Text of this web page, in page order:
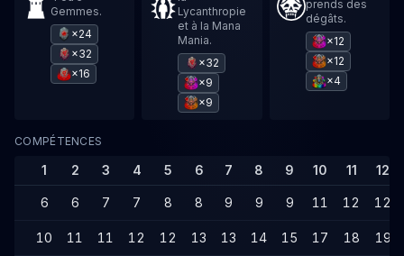
Gemmes.
×24
×32
×16
Lycanthropie
et à la Mana
Mania.
×32
×9
×9
prends des
dégâts.
×12
×12
×4
COMPÉTENCES
1 2 3 4 5 6 7 8 9 10 11 12
6 6 7 7 8 8 9 9 9 11 12 12
10 11 11 12 12 13 13 14 15 17 18 19